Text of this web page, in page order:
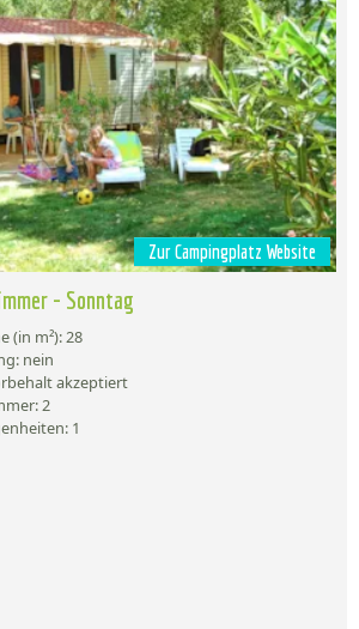
Zur Campingplatz Website
- Sonntag
(in m²): 28
nein
akzeptiert
2
1